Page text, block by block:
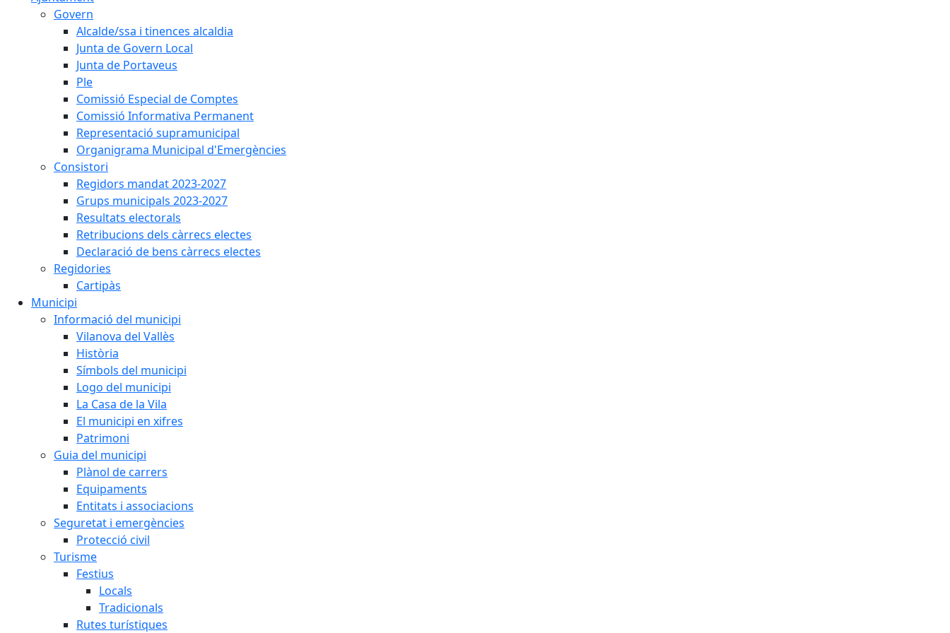
Govern
Alcalde/ssa i tinences alcaldia
Junta de Govern Local
Junta de Portaveus
Ple
Comissió Especial de Comptes
Comissió Informativa Permanent
Representació supramunicipal
Organigrama Municipal d'Emergències
Consistori
Regidors mandat 2023-2027
Grups municipals 2023-2027
Resultats electorals
Retribucions dels càrrecs electes
Declaració de bens càrrecs electes
Regidories
Cartipàs
Municipi
Informació del municipi
Vilanova del Vallès
Història
Símbols del municipi
Logo del municipi
La Casa de la Vila
El municipi en xifres
Patrimoni
Guia del municipi
Plànol de carrers
Equipaments
Entitats i associacions
Seguretat i emergències
Protecció civil
Turisme
Festius
Locals
Tradicionals
Rutes turístiques